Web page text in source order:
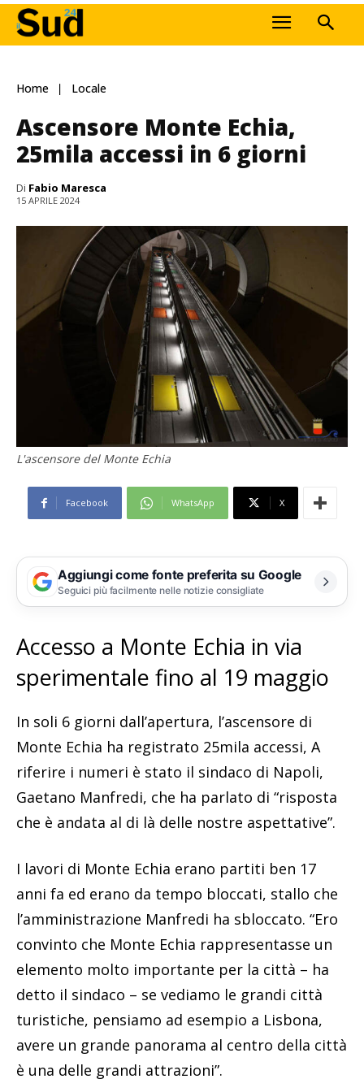
Home Locale
Ascensore Monte Echia,
25mila accessi in 6 giorni
Di Fabio Maresca
15 APRILE 2024
L'ascensore del Monte Echia
Facebook WhatsApp X
Aggiungi come fonte preferita su Google
Seguici più facilmente nelle notizie consigliate
Accesso a Monte Echia in via
sperimentale fino al 19 maggio
In soli 6 giorni dall’apertura, l’ascensore di
Monte Echia ha registrato 25mila accessi, A
riferire i numeri è stato il sindaco di Napoli,
Gaetano Manfredi, che ha parlato di “risposta
che è andata al di là delle nostre aspettative”.
I lavori di Monte Echia erano partiti ben 17
anni fa ed erano da tempo bloccati, stallo che
l’amministrazione Manfredi ha sbloccato. “Ero
convinto che Monte Echia rappresentasse un
elemento molto importante per la città – ha
detto il sindaco – se vediamo le grandi città
turistiche, pensiamo ad esempio a Lisbona,
avere un grande panorama al centro della città
è una delle grandi attrazioni”.